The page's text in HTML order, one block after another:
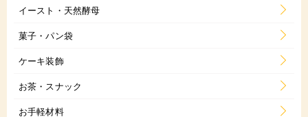
イースト・天然酵母
菓子・パン袋
ケーキ装飾
お茶・スナック
お手軽材料